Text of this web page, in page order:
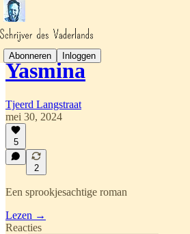
Abonneren Inloggen
Yasmina
Tjeerd Langstraat
mei 30, 2024
5
2
Een sprookjesachtige roman
Lezen →
Reacties